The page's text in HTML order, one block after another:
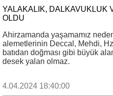
YALAKALIK, DALKAVUKLUK
OLDU
Ahirzamanda yaşamamız
alemetlerinin Deccal, Mehdi,
batıdan doğması gibi büyük
desek yalan olmaz.
4.04.2024 18:40:00